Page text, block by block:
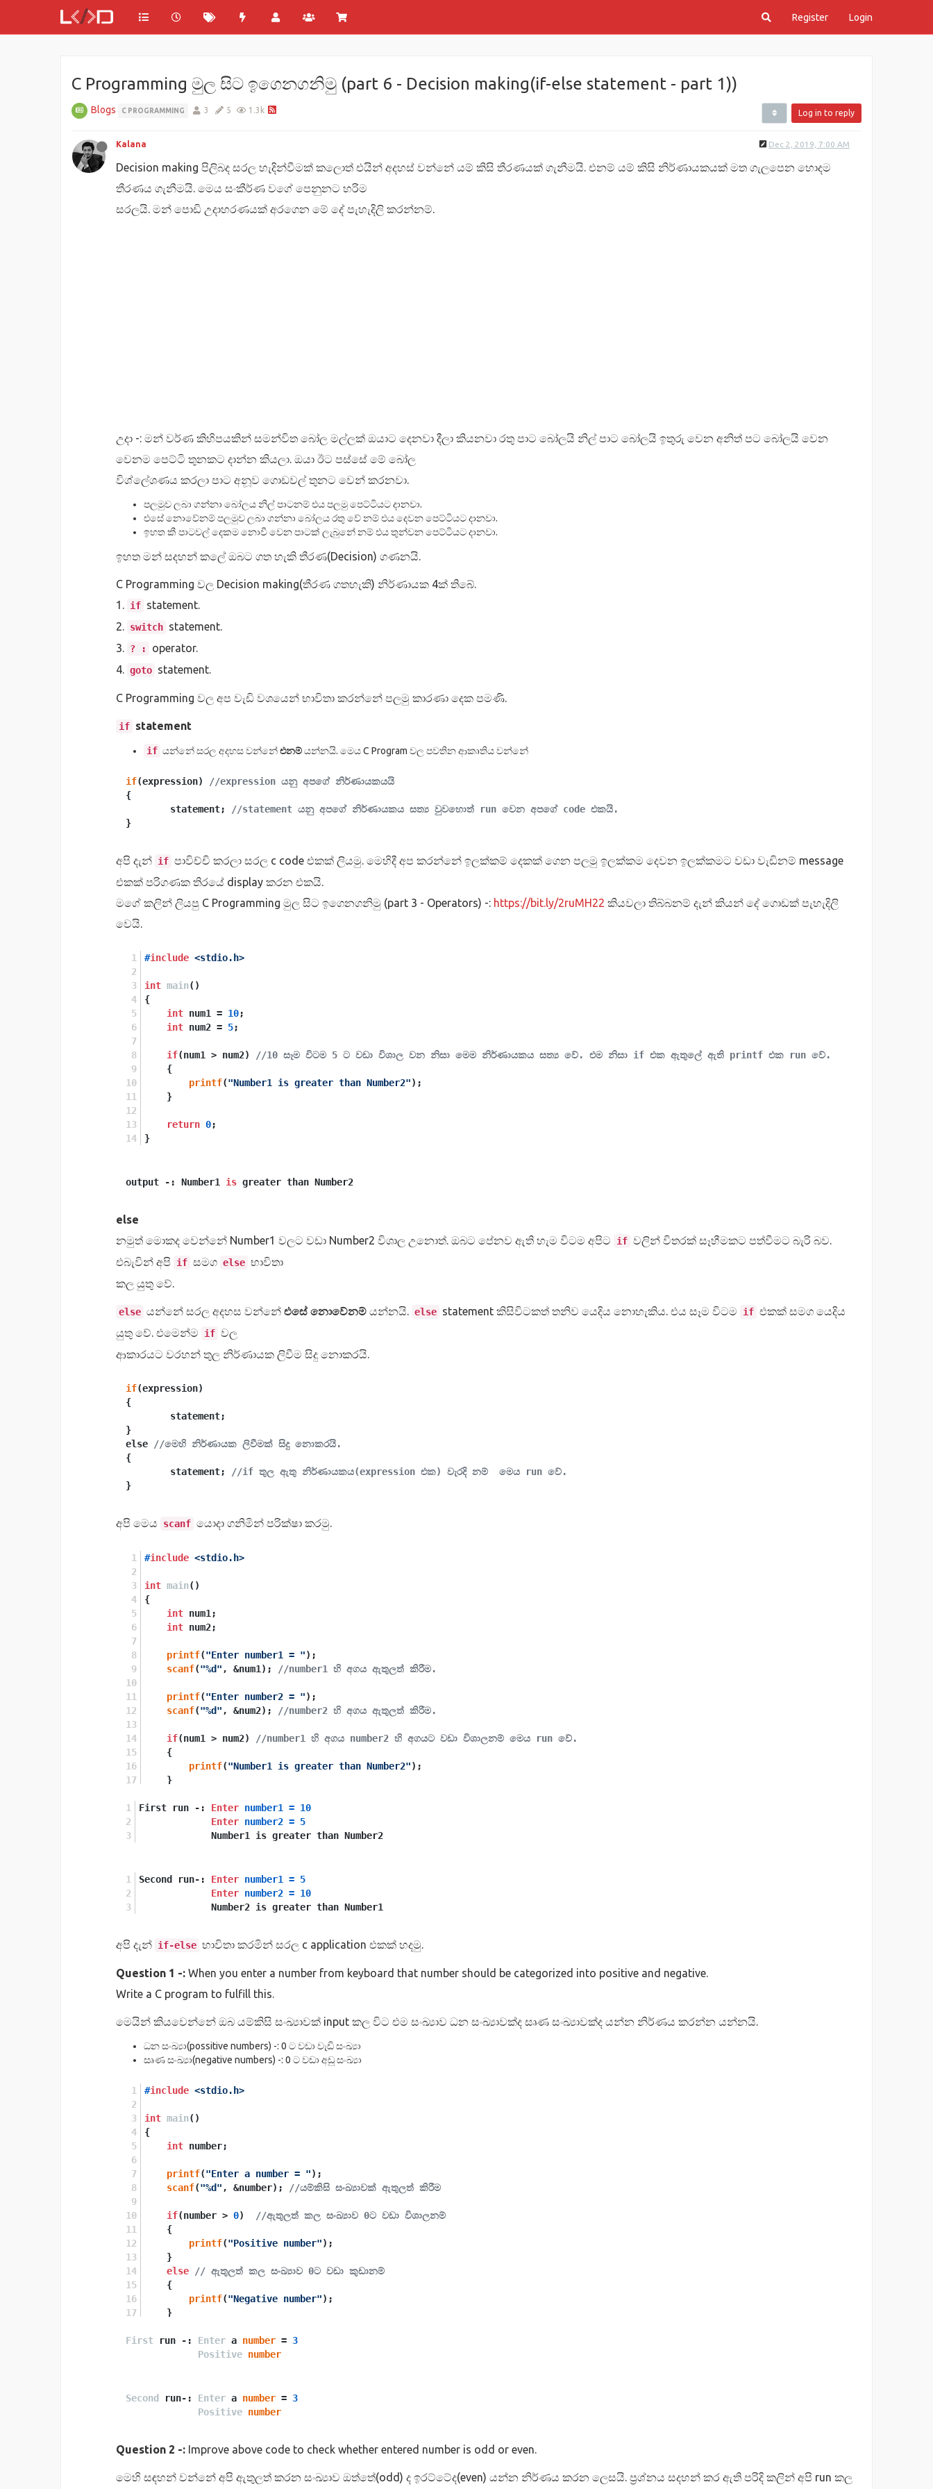
Register Login
C Programming මුල සිට ඉගෙනගනිමු (part 6 - Decision making(if-else statement - part 1))
Blogs C PROGRAMMING 3 5 1.3k Log in to reply
Kalana Dec 2, 2019, 7:00 AM
Decision making පිලිබද සරල හැදින්වීමක් කලොත් එයින් අදහස් වන්නේ යම් කිසි තීරණයක් ගැනීමයි. එනම් යම් කිසි නිර්ණායකයක් මත ගැලපෙන හොදම
තීරණය ගැනීමයි. මෙය සංකීර්ණ වගේ පෙනුනට හරිම
සරලයි. මන් පොඩි උදාහරණයක් අරගෙන මේ දේ පැහැදිලි කරන්නම්.
උදා -: මන් වර්ණ කිහිපයකින් සමන්විත බෝල මල්ලක් ඔයාට දෙනවා දීලා කියනවා රතු පාට බෝලයි නිල් පාට බෝලයි ඉතුරු වෙන අනිත් පට බෝලයි වෙන
වෙනම පෙට්ටි තුනකට දාන්න කියලා. ඔයා ඊට පස්සේ මේ බෝල
විශ්ලේශණය කරලා පාට අනූව ගොඩවල් තුනට වෙන් කරනවා.
පලමුව ලබා ගන්නා බෝලය නිල් පාටනම් එය පලමු පෙට්ටියට දානවා.
එසේ නොවේනම් පලමුව ලබා ගන්නා බෝලය රතු වේ නම් එය දෙවන පෙට්ටියට දානවා.
ඉහත කී පාටවල් දෙකම නොවී වෙන පාටක් ලැබුනේ නම් එය තුන්වන පෙට්ටියට දානවා.
ඉහත මන් සදහන් කලේ ඔබට ගත හැකි තීරණ(Decision) ගණනයි.
C Programming වල Decision making(තීරණ ගතහැකි) නිර්ණායක 4ක් තිබේ.
1. if statement.
2. switch statement.
3. ? :
operator.
4. goto statement.
C Programming වල අප වැඩි වශයෙන් භාවිතා කරන්නේ පලමු කාරණා දෙක පමණි.
if statement
if යන්නේ සරල අදහස වන්නේඑනම්යන්නයි. මෙය C Program වල පවතින ආකෘතිය වන්නේ
if(expression)
//expression යනු අපගේ නිර්ණායකයයි
{
	statement;
//statement යනු අපගේ නිර්ණායකය සත්‍ය වුවහොත් run වෙන අපගේ code එකයි.
අපි දැන් if පාවිච්චි කරලා සරල c code එකක් ලියමු. මෙහිදී අප කරන්නේ ඉලක්කම් දෙකක් ගෙන පලමු ඉලක්කම දෙවන ඉලක්කමට වඩා වැඩිනම් message
එකක් පරිගණක තිරයේ display කරන එකයි.
මගේ කලින් ලියපු C Programming මුල සිට ඉගෙනගනිමු (part 3 - Operators) -: https://bit.ly/2ruMH22 කියවලා තිබ්බනම් දැන් කියන් දේ ගොඩක් පැහැදිලි
වෙයි.
#include <stdio.h>
int main()
{
int num1 = 10;
int num2 = 5;
if(num1 > num2)
//10 සෑම විටම 5 ට වඩා විශාල වන නිසා මෙම නිර්ණායකය සත්‍ය වේ. එම නිසා if එක ඇතුලේ ඇති printf එක run වේ.
    {
printf("Number1 is greater than Number2");
    }
return 0;
}
output -: Number1 is greater than Number2
else
නමුත් මොකද වෙන්නේ Number1 වලට වඩා Number2 විශාල උනොත්. ඔබට පේනව ඇති හැම විටම අපිට
if වලින් විතරක් සෑහීමකට පත්වීමට බැරි බව.
එබැවින් අපි if සමග else භාවිතා
කල යුතු වේ.
else යන්නේ සරල අදහස වන්නේ එසේ නොවේනම් යන්නයි. else statement කිසිවිටකත් තනිව යෙදිය නොහැකිය. එය සෑම විටම if එකක් සමග යෙදිය
යුතු වේ. එමෙන්ම
if වල
ආකාරයට වරහන් තුල නිර්ණායක ලිවීම සිදු නොකරයි.
if(expression)
{
}
else
//මෙහි නිර්ණායක ලිවීමක් සිදු නොකරයි.
{
	statement;
//if තුල ඇතු නිර්ණායකය(expression එක) වැරදි නම්  මෙය run වේ.
අපි මෙය scanf යොදා ගනිමින් පරික්ෂා කරමු.
#include <stdio.h>
int main()
{
int num1;
int num2;
printf("Enter number1 = ");
scanf("%d" , &num1); //number1 හි අගය ඇතුලත් කිරීම.
printf("Enter number2 = ");
scanf("%d" , &num2); //number2 හි අගය ඇතුලත් කිරීම.
if(num1 > num2)
//number1 හි අගය number2 හි අගයට වඩා විශාලනම් මෙය run වේ.
    {
printf("Number1 is greater than Number2");
    }
    {
printf("Number2 is greater than Number1"
}
First run -: Enter number1 = 10
Enter number2 = 5
             Number1 is greater than Number2
Second run-: Enter number1 = 5
Enter number2 = 10
             Number2 is greater than Number1
අපි දැන් if-else භාවිතා කරමින් සරල c application එකක් හදමු.
Question 1 -: When you enter a number from keyboard that number should be categorized into positive and negative.
Write a C program to fulfill this.
මෙයින් කියවෙන්නේ ඔබ යම්කිසි සංඛ්‍යාවක් input කල විට එම සංඛ්‍යාව ධන සංඛ්‍යාවක්ද සෘණ සංඛ්‍යාවක්ද යන්න නිර්ණය කරන්න යන්නයි.
ධන සංඛ්‍යා(possitive numbers) -: 0 ට වඩා වැඩි සංඛ්‍යා
සෘණ සංඛ්‍යා(negative numbers) -: 0 ට වඩා අඩු සංඛ්‍යා
#include <stdio.h>
int main()
{
int number;
printf("Enter a number = ");
scanf("%d" , &number); //යම්කිසි සංඛ්‍යාවක් ඇතුලත් කිරීම
if(number > 0)
//ඇතුලත් කල සංඛ්‍යාව 0ට වඩා විශාලනම්
    {
printf("Positive number");
    }
else
// ඇතුලත් කල සංඛ්‍යාව 0ට වඩා කුඩානම්
    {
printf("Negative number");
    }
return 0;
First run -: Enter a number = 3
Positive number
Second run-: Enter a number = 3
Positive number
Question 2 -: Improve above code to check whether entered number is odd or even.
මෙහි සඳහන් වන්නේ අපි ඇතුලත් කරන සංඛ්‍යාව ඔත්තේ(odd) ද ඉරට්ටේද(even) යන්න නිර්ණය කරන ලෙසයි. ප්‍රශ්නය සදහන් කර ඇති පරිදි කලින් අපි run කල